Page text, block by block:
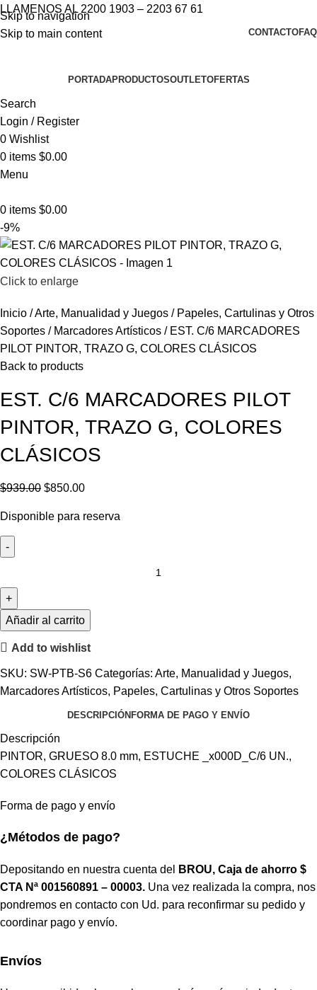
Skip to navigation
Skip to main content
LLAMENOS AL 2200 1903 – 2203 67 61
CONTACTOFAQ
PORTADAPRODUCTOSOUTLETOFERTAS
Search
Login / Register
0 Wishlist
0 items $0.00
Menu
0 items $0.00
-9%
Click to enlarge
Inicio Arte, Manualidad y Juegos
Papeles, Cartulinas y Otros
Soportes
Marcadores Artísticos
EST. C/6 MARCADORES
PILOT PINTOR, TRAZO G, COLORES CLÁSICOS
Back to products
EST. C/6 MARCADORES PILOT
PINTOR, TRAZO G, COLORES
CLÁSICOS
$939.00 $850.00
Disponible para reserva
Añadir al carrito
Add to wishlist
SKU: SW-PTB-S6 Categorías: Arte, Manualidad y Juegos,
Marcadores Artísticos, Papeles, Cartulinas y Otros Soportes
DESCRIPCIÓN FORMA DE PAGO Y ENVÍO
Descripción
PINTOR, GRUESO 8.0 mm, ESTUCHE _x000D_C/6 UN.,
COLORES CLÁSICOS
Forma de pago y envío
¿Métodos de pago?
Depositando en nuestra cuenta del
BROU, Caja de ahorro $
CTA Nª 001560891 – 00003. Una vez realizada la compra, nos
pondremos en contacto con Ud. para reconfirmar su pedido y
coordinar pago y envío.
Envíos